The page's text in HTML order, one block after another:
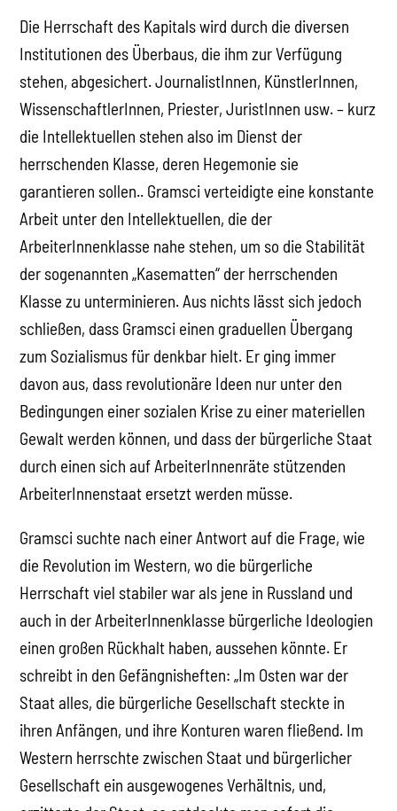
Die Herrschaft des Kapitals wird durch die diversen
Institutionen des Überbaus, die ihm zur Verfügung
stehen, abgesichert. JournalistInnen, KünstlerInnen,
WissenschaftlerInnen, Priester, JuristInnen usw. – kurz
die Intellektuellen stehen also im Dienst der
herrschenden Klasse, deren Hegemonie sie
garantieren sollen.. Gramsci verteidigte eine konstante
Arbeit unter den Intellektuellen, die der
ArbeiterInnenklasse nahe stehen, um so die Stabilität
der sogenannten „Kasematten“ der herrschenden
Klasse zu unterminieren. Aus nichts lässt sich jedoch
schließen, dass Gramsci einen graduellen Übergang
zum Sozialismus für denkbar hielt. Er ging immer
davon aus, dass revolutionäre Ideen nur unter den
Bedingungen einer sozialen Krise zu einer materiellen
Gewalt werden können, und dass der bürgerliche Staat
durch einen sich auf ArbeiterInnenräte stützenden
ArbeiterInnenstaat ersetzt werden müsse.
Gramsci suchte nach einer Antwort auf die Frage, wie
die Revolution im Western, wo die bürgerliche
Herrschaft viel stabiler war als jene in Russland und
auch in der ArbeiterInnenklasse bürgerliche Ideologien
einen großen Rückhalt haben, aussehen könnte. Er
schreibt in den Gefängnisheften: „Im Osten war der
Staat alles, die bürgerliche Gesellschaft steckte in
ihren Anfängen, und ihre Konturen waren fließend. Im
Western herrschte zwischen Staat und bürgerlicher
Gesellschaft ein ausgewogenes Verhältnis, und,